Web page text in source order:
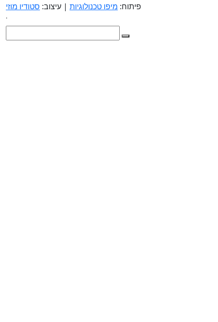
פיתוח: מיפו טכנולוגיות | עיצוב: סטודיו מוזי
.